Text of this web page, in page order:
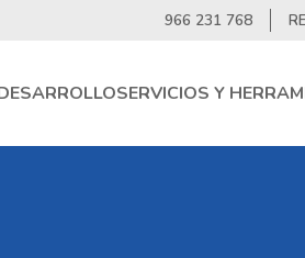
966 231 768
SERVICIOS Y